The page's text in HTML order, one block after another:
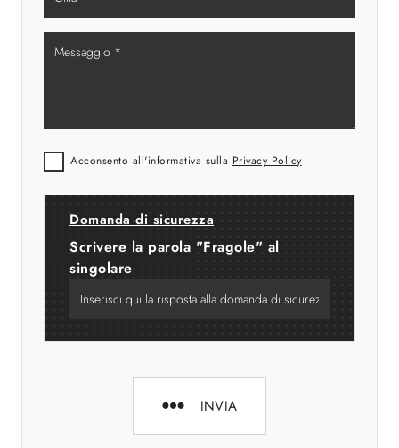
Acconsento all'informativa sulla Privacy Policy
Domanda di sicurezza
Scrivere la parola "Fragole" al
singolare
INVIA